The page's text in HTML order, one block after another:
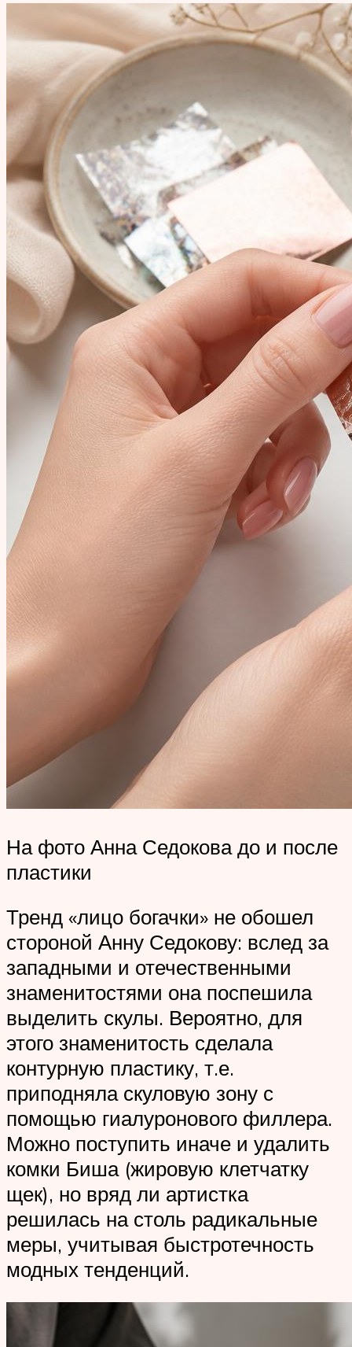
На фото Анна Седокова до и после
пластики
Тренд «лицо богачки» не обошел
стороной Анну Седокову: вслед за
западными и отечественными
знаменитостями она поспешила
выделить скулы. Вероятно, для
этого знаменитость сделала
контурную пластику, т.е.
приподняла скуловую зону с
помощью гиалуронового филлера.
Можно поступить иначе и удалить
комки Биша (жировую клетчатку
щек), но вряд ли артистка
решилась на столь радикальные
меры, учитывая быстротечность
модных тенденций.